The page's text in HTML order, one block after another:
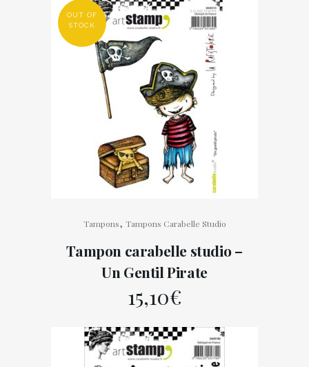
OUT OF
STOCK
Tampons, Tampons Carabelle Studio
Tampon carabelle studio –
Un Gentil Pirate
15,10€